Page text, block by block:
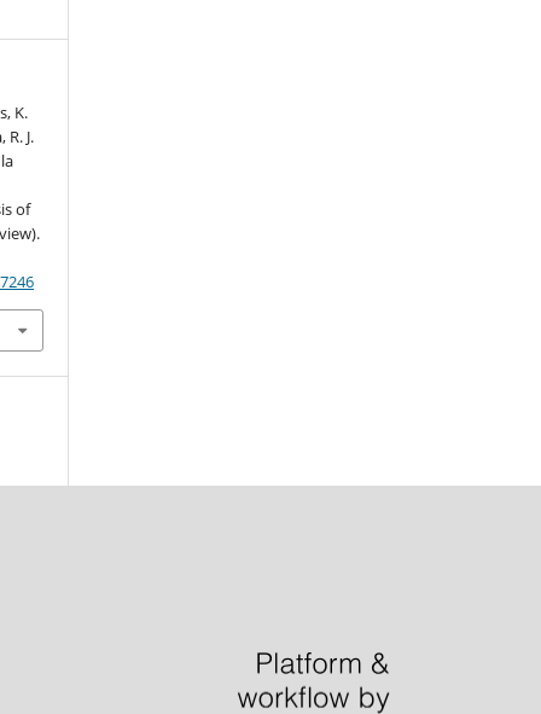
K.
J.
of